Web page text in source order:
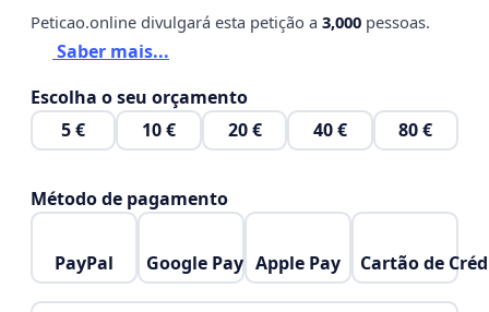
Peticao.online divulgará esta petição a 3,000 pessoas.
Saber mais...
Escolha o seu orçamento
5 €
10 € 20 € 40 € 80 €
Método de pagamento
PayPal Google Pay Apple Pay Cartão de